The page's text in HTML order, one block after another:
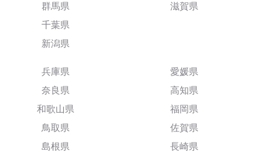
群馬県
千葉県
新潟県
滋賀県
兵庫県
奈良県
和歌山県
鳥取県
島根県
愛媛県
高知県
福岡県
佐賀県
長崎県